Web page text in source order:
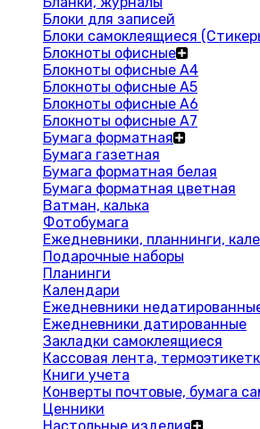
Блоки для записей
Блоки самоклеящиеся
Блокноты офисные
Блокноты офисные A4
Блокноты офисные A5
Блокноты офисные A6
Блокноты офисные A7
Бумага форматная
Бумага газетная
Бумага форматная белая
Бумага форматная цветная
Ватман, калька
Фотобумага
Ежедневники, планнинги,
Подарочные наборы
Планинги
Календари
Ежедневники
Ежедневники датированные
Закладки самоклеящиеся
Кассовая лента,
Книги учета
Конверты почтовые, бумага
Ценники